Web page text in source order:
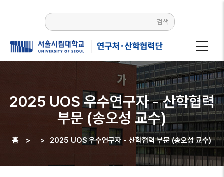
검색
2025 UOS 우수연구자 - 산학협력
부문 (송오성 교수)
경로
홈 > > 2025 UOS 우수연구자 - 산학협력 부문 (송오성 교수)